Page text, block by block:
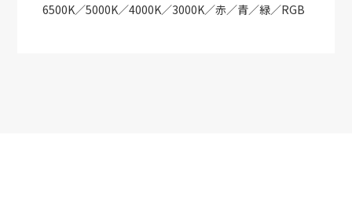
6500K／5000K／4000K／3000K／赤／青／緑／RGB